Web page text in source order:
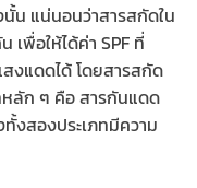
น แน่นอนว่าสารสกัดใน
พื่อให้ได้ค่า SPF ที่
งแดดได้ โดยสารสกัด
หลัก ๆ คือ สารกันแดด
งสองประเภทมีความ